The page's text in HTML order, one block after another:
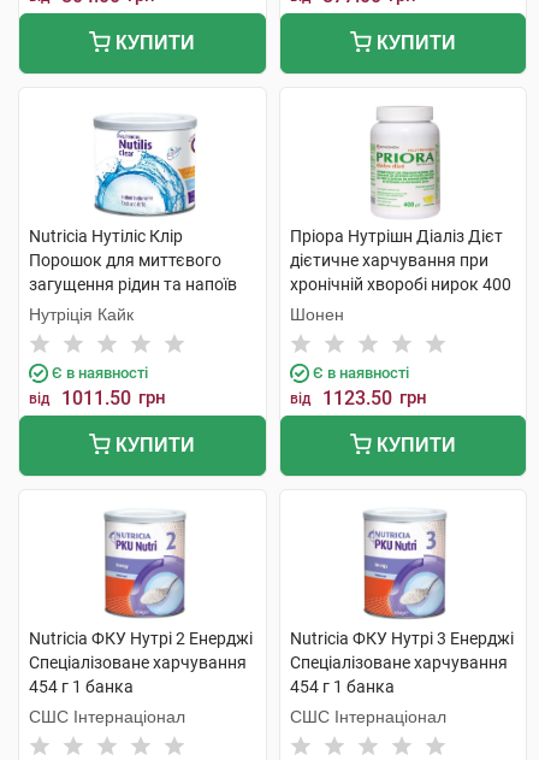
КУПИТИ КУПИТИ
Nutricia Нутіліс Клір
Порошок для миттєвого
загущення рідин та напоїв
175 мл 1 банка
Нутріція Кайк
Є в наявності
від 1011.50 грн
КУПИТИ
Пріора Нутрішн Діаліз Дієт
дієтичне харчування при
хронічній хворобі нирок 400
г 1 банка
Шонен
Є в наявності
від 1123.50 грн
КУПИТИ
Nutricia ФКУ Нутрі 2 Енерджі
Спеціалізоване харчування
454 г 1 банка
СШС Інтернаціонал
Nutricia ФКУ Нутрі 3 Енерджі
Спеціалізоване харчування
454 г 1 банка
СШС Інтернаціонал